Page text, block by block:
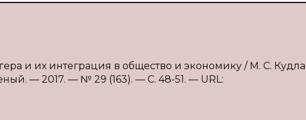
и их интеграция в общество и экономику / М. С.
— 2017. — № 29 (163). — С. 48-51. — URL: